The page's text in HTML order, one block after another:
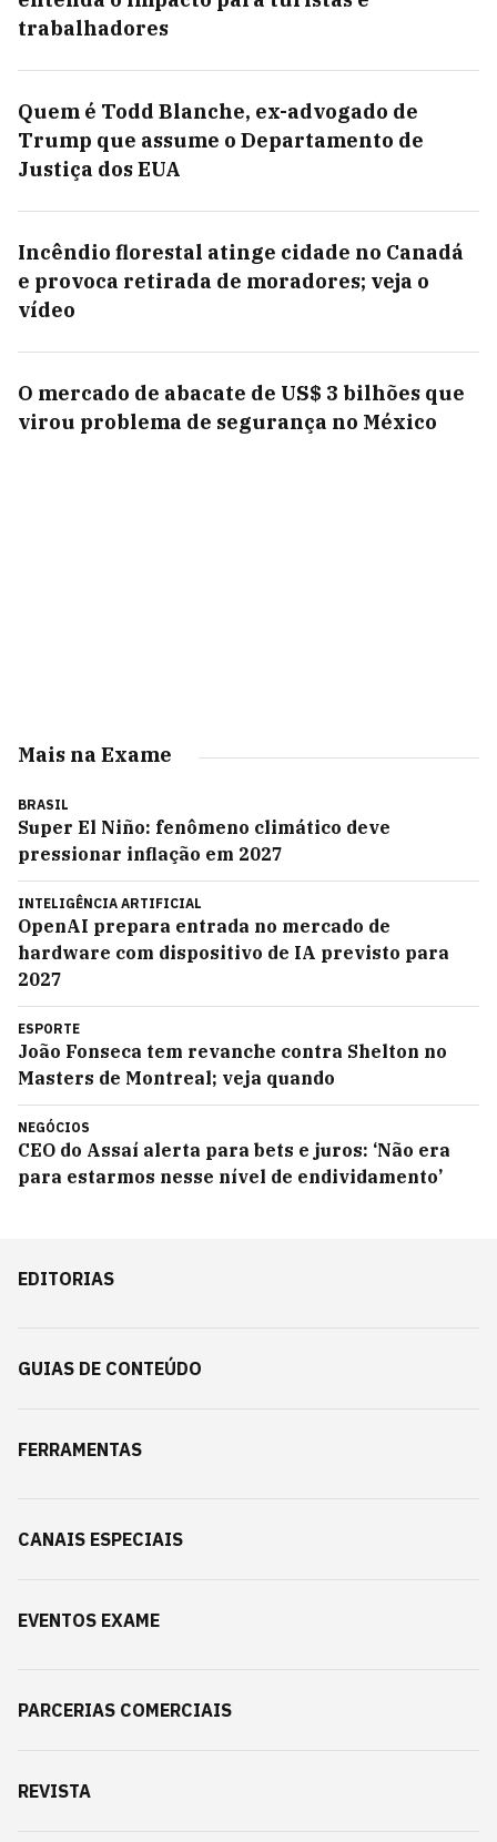
trabalhadores
Quem é Todd Blanche, ex-advogado de
Trump que assume o Departamento de
Justiça dos EUA
Incêndio florestal atinge cidade no Canadá
e provoca retirada de moradores; veja o
vídeo
O mercado de abacate de US$ 3 bilhões que
virou problema de segurança no México
Mais na Exame
BRASIL
Super El Niño: fenômeno climático deve
pressionar inflação em 2027
INTELIGÊNCIA ARTIFICIAL
OpenAI prepara entrada no mercado de
hardware com dispositivo de IA previsto para
2027
ESPORTE
João Fonseca tem revanche contra Shelton no
Masters de Montreal; veja quando
NEGÓCIOS
CEO do Assaí alerta para bets e juros: ‘Não era
para estarmos nesse nível de endividamento’
EDITORIAS
GUIAS DE CONTEÚDO
FERRAMENTAS
CANAIS ESPECIAIS
EVENTOS EXAME
PARCERIAS COMERCIAIS
REVISTA